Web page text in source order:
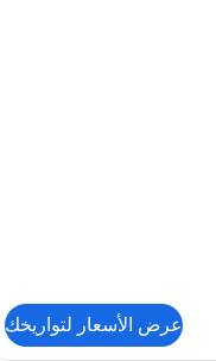
عرض الأسعار لتواريخك